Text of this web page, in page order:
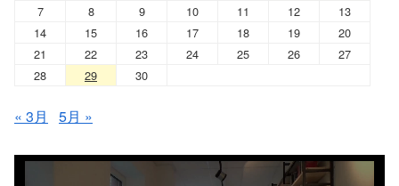
7
8 9 10 11 12
13
14
15 16 17 18 19
20
21
22 23 24 25 26
27
28
29 30
« 3月 5月 »
動